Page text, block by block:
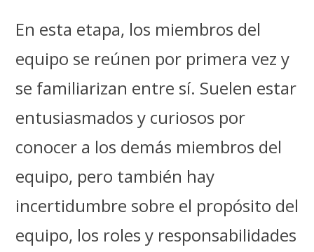
En esta etapa, los miembros del
equipo se reúnen por primera vez y
se familiarizan entre sí. Suelen estar
entusiasmados y curiosos por
conocer a los demás miembros del
equipo, pero también hay
incertidumbre sobre el propósito del
equipo, los roles y responsabilidades